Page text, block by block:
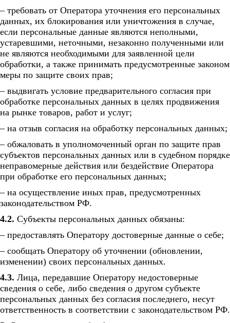
– требовать от Оператора уточнения его персональных
данных, их блокирования или уничтожения в случае,
если персональные данные являются неполными,
устаревшими, неточными, незаконно полученными или
не являются необходимыми для заявленной цели
обработки, а также принимать предусмотренные законом
меры по защите своих прав;
– выдвигать условие предварительного согласия при
обработке персональных данных в целях продвижения
на рынке товаров, работ и услуг;
– на отзыв согласия на обработку персональных данных;
– обжаловать в уполномоченный орган по защите прав
субъектов персональных данных или в судебном порядке
неправомерные действия или бездействие Оператора
при обработке его персональных данных;
– на осуществление иных прав, предусмотренных
законодательством РФ.
4.2. Субъекты персональных данных обязаны:
– предоставлять Оператору достоверные данные о себе;
– сообщать Оператору об уточнении (обновлении,
изменении) своих персональных данных.
4.3. Лица, передавшие Оператору недостоверные
сведения о себе, либо сведения о другом субъекте
персональных данных без согласия последнего, несут
ответственность в соответствии с законодательством РФ.